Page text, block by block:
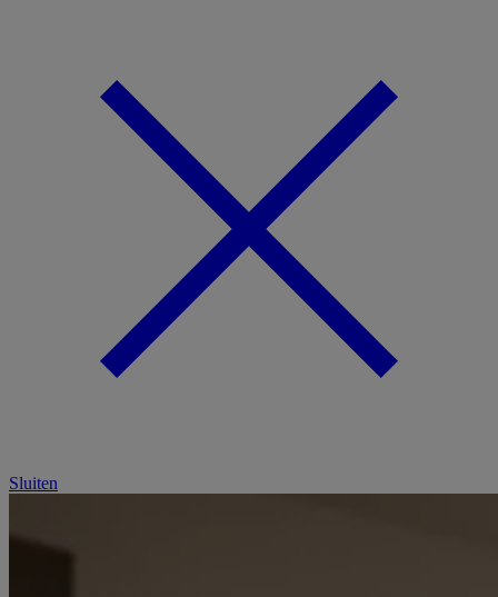
Sluiten